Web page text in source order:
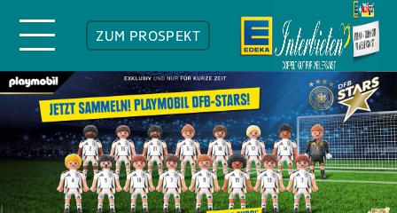
ZUM PROSPEKT